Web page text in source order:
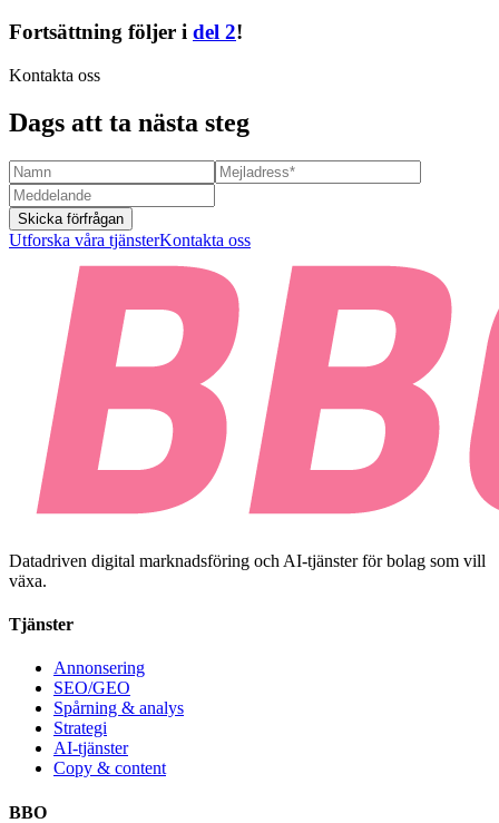
Fortsättning följer i del 2!
Kontakta oss
Dags att ta nästa steg
Skicka förfrågan
Utforska våra tjänsterKontakta oss
Datadriven digital marknadsföring och AI-tjänster för bolag som vill
växa.
Tjänster
Annonsering
SEO/GEO
Spårning & analys
Strategi
AI-tjänster
Copy & content
BBO